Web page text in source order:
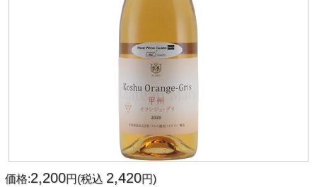
価格:2,200円(税込 2,420円)